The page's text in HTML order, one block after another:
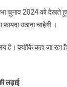
चुनाव 2024 को देखते
उठाना चाहेगी ।
है। क्योंकि कहा जा
लड़ाई